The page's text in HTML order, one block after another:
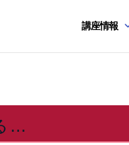
講座情報
…